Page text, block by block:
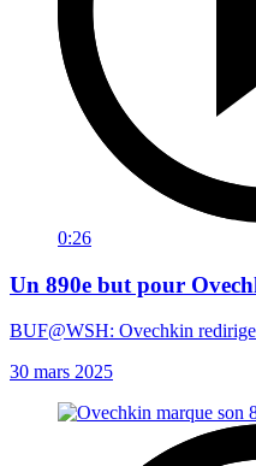
0:26
Un 890e but pour
BUF@WSH: Ovechkin
30 mars 2025